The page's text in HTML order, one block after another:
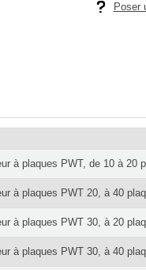
Poser
à plaques PWT, de 10 à 20
à plaques PWT 20, à 40
à plaques PWT 30, à 20
à plaques PWT 30, à 40